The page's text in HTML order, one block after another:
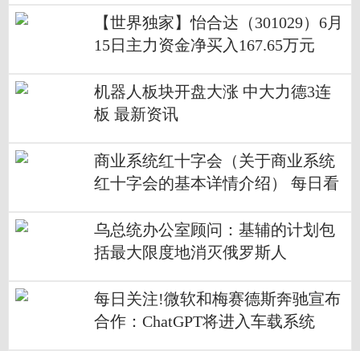
【世界独家】怡合达（301029）6月
15日主力资金净买入167.65万元
机器人板块开盘大涨 中大力德3连
板 最新资讯
商业系统红十字会（关于商业系统
红十字会的基本详情介绍） 每日看
​乌总统办公室顾问：基辅的计划包
括最大限度地消灭俄罗斯人
每日关注!微软和梅赛德斯奔驰宣布
合作：ChatGPT将进入车载系统